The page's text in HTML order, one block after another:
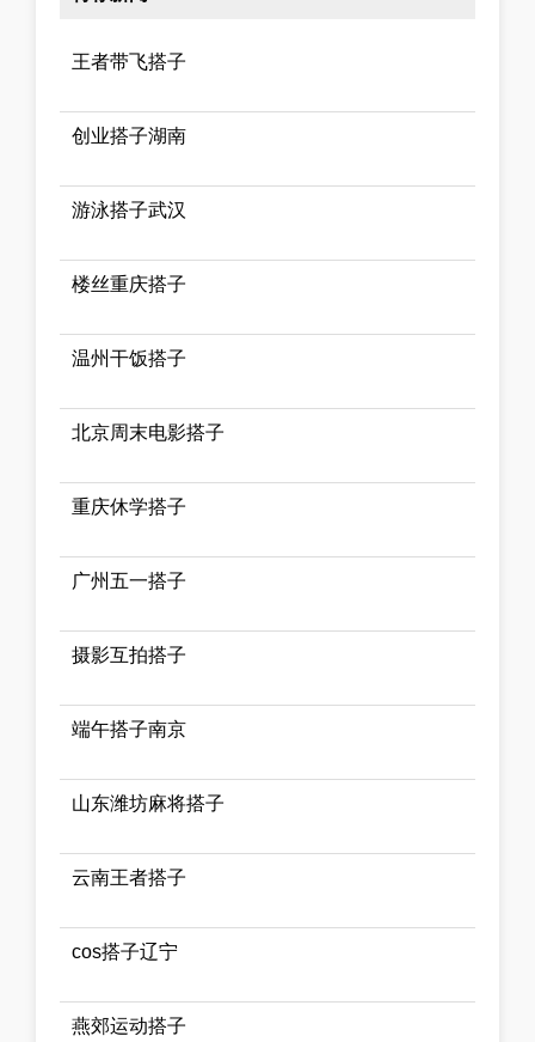
王者带飞搭子
创业搭子湖南
游泳搭子武汉
楼丝重庆搭子
温州干饭搭子
北京周末电影搭子
重庆休学搭子
广州五一搭子
摄影互拍搭子
端午搭子南京
山东潍坊麻将搭子
云南王者搭子
cos搭子辽宁
燕郊运动搭子